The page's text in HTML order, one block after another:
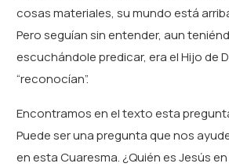
cosas materiales, su mundo está
Pero seguían sin entender, aun
escuchándole predicar, era el Hijo de
“reconocían”.
Encontramos en el texto esta
Puede ser una pregunta que nos
en esta Cuaresma. ¿Quién es Jesús